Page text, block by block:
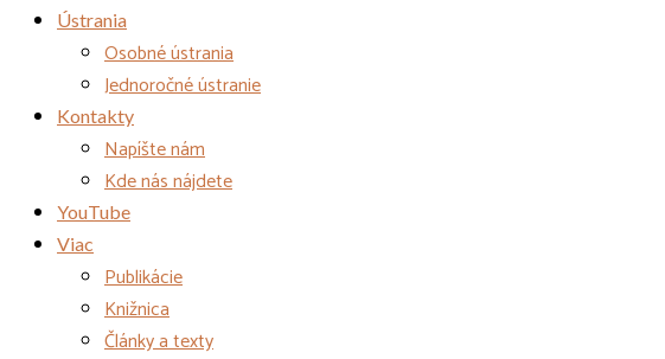
Ústrania
Osobné ústrania
Jednoročné ústranie
Kontakty
Napíšte nám
Kde nás nájdete
YouTube
Viac
Publikácie
Knižnica
Články a texty